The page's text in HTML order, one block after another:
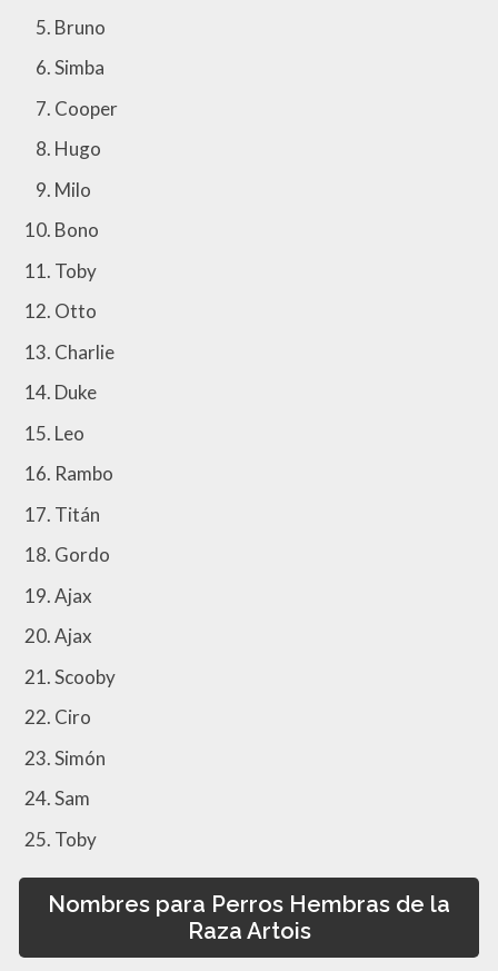
Bruno
Simba
Cooper
Hugo
Milo
Bono
Toby
Otto
Charlie
Duke
Leo
Rambo
Titán
Gordo
Ajax
Ajax
Scooby
Ciro
Simón
Sam
Toby
Nombres para Perros Hembras de la
Raza Artois